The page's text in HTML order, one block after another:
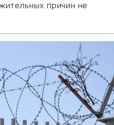
причин не